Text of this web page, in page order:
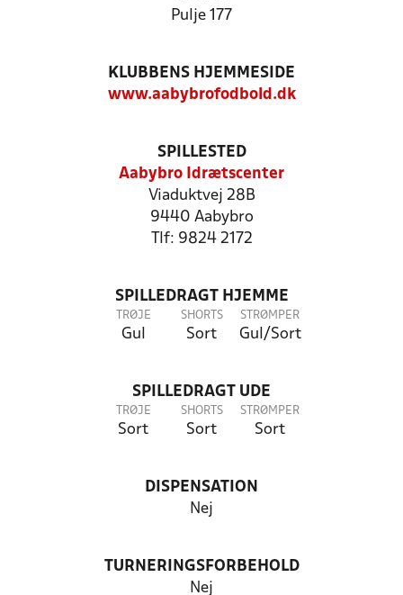
Pulje 177
KLUBBENS HJEMMESIDE
www.aabybrofodbold.dk
SPILLESTED
Aabybro Idrætscenter
Viaduktvej 28B
9440 Aabybro
Tlf: 9824 2172
SPILLEDRAGT HJEMME
TRØJE
Gul
SHORTS
Sort
STRØMPER
Gul/Sort
SPILLEDRAGT UDE
TRØJE
Sort
SHORTS
Sort
STRØMPER
Sort
DISPENSATION
Nej
TURNERINGSFORBEHOLD
Nej